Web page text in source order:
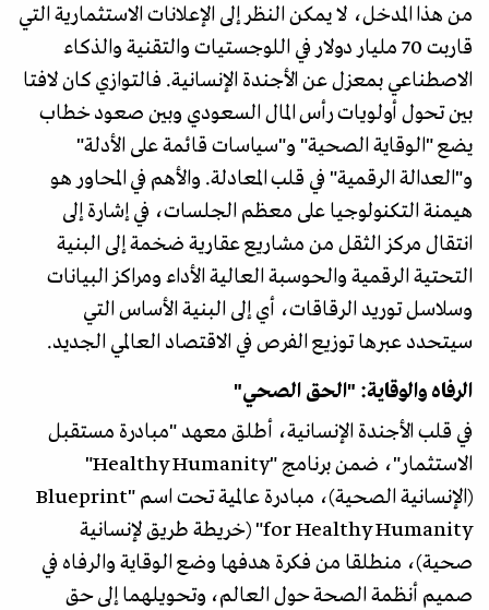
من هذا المدخل، لا يمكن النظر إلى الإعلانات الاستثمارية التي
قاربت 70 مليار دولار في اللوجستيات والتقنية والذكاء
الاصطناعي بمعزل عن الأجندة الإنسانية. فالتوازي كان لافتا
بين تحول أولويات رأس المال السعودي وبين صعود خطاب
يضع "الوقاية الصحية" و"سياسات قائمة على الأدلة"
و"العدالة الرقمية" في قلب المعادلة. والأهم في المحاور هو
هيمنة التكنولوجيا على معظم الجلسات، في إشارة إلى
انتقال مركز الثقل من مشاريع عقارية ضخمة إلى البنية
التحتية الرقمية والحوسبة العالية الأداء ومراكز البيانات
وسلاسل توريد الرقاقات، أي إلى البنية الأساس التي
سيتحدد عبرها توزيع الفرص في الاقتصاد العالمي الجديد.
الرفاه والوقاية: "الحق الصحي"
في قلب الأجندة الإنسانية، أطلق معهد "مبادرة مستقبل
الاستثمار"، ضمن برنامج "Healthy Humanity"
(الإنسانية الصحية)، مبادرة عالمية تحت اسم "Blueprint
for Healthy Humanity" (خريطة طريق لإنسانية
صحية)، منطلقا من فكرة هدفها وضع الوقاية والرفاه في
صميم أنظمة الصحة حول العالم، وتحويلهما إلى حق